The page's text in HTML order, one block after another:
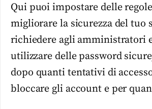
Qui puoi impostare delle
migliorare la sicurezza del tuo
richiedere agli amministratori
utilizzare delle password
dopo quanti tentativi di
bloccare gli account e per